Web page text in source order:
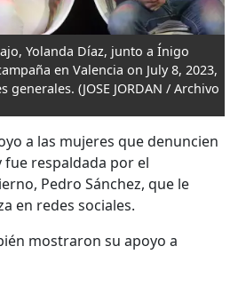
Yolanda Díaz, junto a Ínigo
en Valencia on July 8, 2023,
generales. (JOSE JORDAN / Archivo
a las mujeres que denuncien
respaldada por el
Pedro Sánchez, que le
en redes sociales.
mostraron su apoyo a